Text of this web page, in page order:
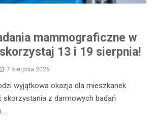
mammograficzne w
13 i 19 sierpnia!
7 sierpnia 2026
wyjątkowa okazja dla mieszkanek
z darmowych badań